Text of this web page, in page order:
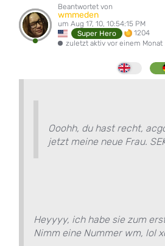
Beantwortet von
wmmeden
um Aug 17, 10, 10:54:15 PM
Super Hero
1204
zuletzt aktiv vor einem Monat
Ooohh, du hast recht,
jetzt meine neue Frau.
Heyyyy, ich habe sie zum
Nimm eine Nummer wm, lol